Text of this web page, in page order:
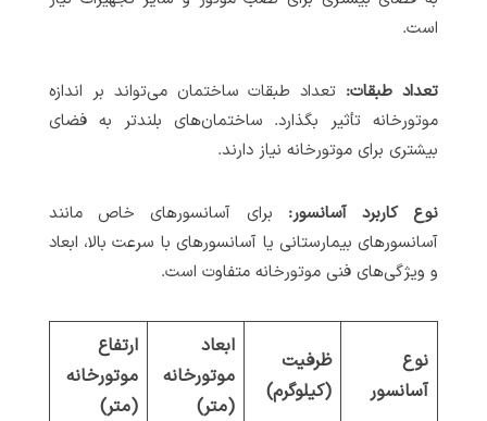
است.
تعداد طبقات: تعداد طبقات ساختمان می‌تواند بر اندازه
موتورخانه تأثیر بگذارد. ساختمان‌های بلندتر به فضای
بیشتری برای موتورخانه نیاز دارند.
نوع کاربرد آسانسور: برای آسانسورهای خاص مانند
آسانسورهای بیمارستانی یا آسانسورهای با سرعت بالا، ابعاد
و ویژگی‌های فنی موتورخانه متفاوت است.
نوع
آسانسور
ظرفیت
(کیلوگرم)
ابعاد
موتورخانه
(متر)
ارتفاع
موتورخانه
(متر)